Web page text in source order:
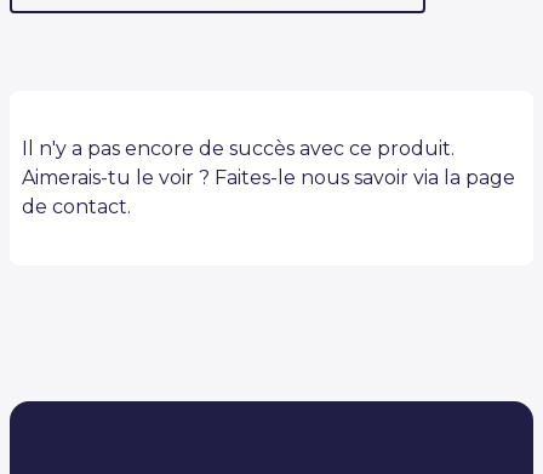
Il n'y a pas encore de succès avec ce produit.
Aimerais-tu le voir ? Faites-le nous savoir via la page
de contact.